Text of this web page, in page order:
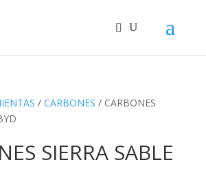
/ CARBONES / CARBONES
SIERRA SABLE